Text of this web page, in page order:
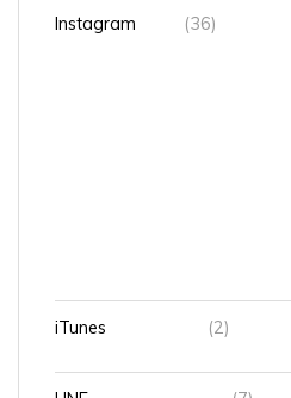
Instagram (36)
iTunes (2)
LINE (7)